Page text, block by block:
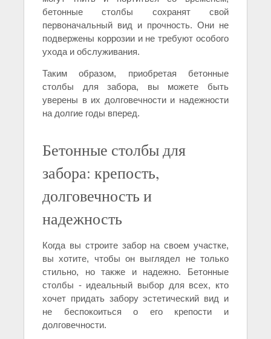
бетонные столбы сохранят свой
первоначальный вид и прочность. Они не
подвержены коррозии и не требуют особого
ухода и обслуживания.
Таким образом, приобретая бетонные
столбы для забора, вы можете быть
уверены в их долговечности и надежности
на долгие годы вперед.
Бетонные столбы для
забора: крепость,
долговечность и
надежность
Когда вы строите забор на своем участке,
вы хотите, чтобы он выглядел не только
стильно, но также и надежно. Бетонные
столбы - идеальный выбор для всех, кто
хочет придать забору эстетический вид и
не беспокоиться о его крепости и
долговечности.